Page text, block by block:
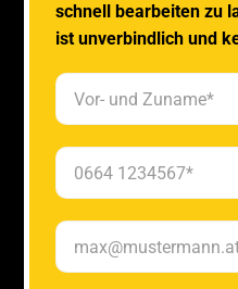
schnell bearbeiten zu
ist unverbindlich und